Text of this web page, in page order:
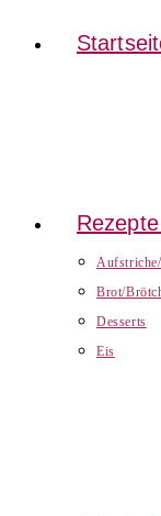
Brot/
Desserts
Eis